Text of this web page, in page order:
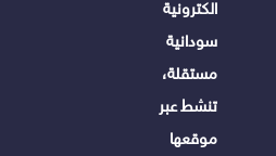
الكترونية
سودانية
مستقلة،
تنشط عبر
موقعها